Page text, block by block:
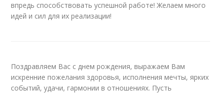
впредь способствовать успешной работе! Желаем много
идей и сил для их реализации!
Поздравляем Вас с днем рождения, выражаем Вам
искренние пожелания здоровья, исполнения мечты, ярких
событий, удачи, гармонии в отношениях. Пусть